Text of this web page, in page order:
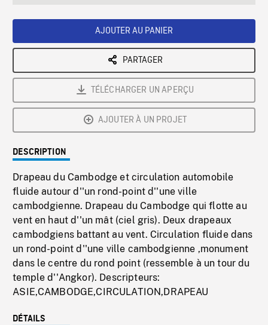
AJOUTER AU PANIER
PARTAGER
TÉLÉCHARGER UN APERÇU
AJOUTER À UN PROJET
DESCRIPTION
Drapeau du Cambodge et circulation automobile
fluide autour d''un rond-point d''une ville
cambodgienne. Drapeau du Cambodge qui flotte au
vent en haut d''un mât (ciel gris). Deux drapeaux
cambodgiens battant au vent. Circulation fluide dans
un rond-point d''une ville cambodgienne ,monument
dans le centre du rond point (ressemble à un tour du
temple d''Angkor). Descripteurs:
ASIE,CAMBODGE,CIRCULATION,DRAPEAU
DÉTAILS